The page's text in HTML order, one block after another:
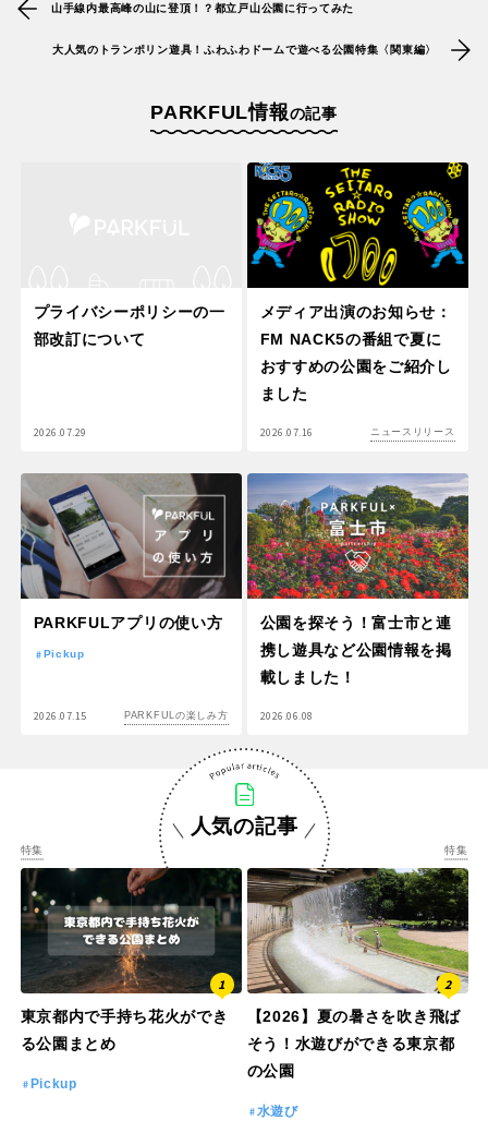
山手線内最高峰の山に登頂！？都立戸山公園に行ってみた
大人気のトランポリン遊具！ふわふわドームで遊べる公園特集〈関東編〉
PARKFUL情報の記事
プライバシーポリシーの一
部改訂について
2026.07.29
メディア出演のお知らせ：
FM NACK5の番組で夏に
おすすめの公園をご紹介し
ました
2026.07.16 ニュースリリース
PARKFULアプリの使い方
Pickup
2026.07.15 PARKFULの楽しみ方
公園を探そう！富士市と連
携し遊具など公園情報を掲
載しました！
2026.06.08
人気の記事
特集
東京都内で手持ち花火ができ
る公園まとめ
Pickup
特集
【2026】夏の暑さを吹き飛ば
そう！水遊びができる東京都
の公園
水遊び